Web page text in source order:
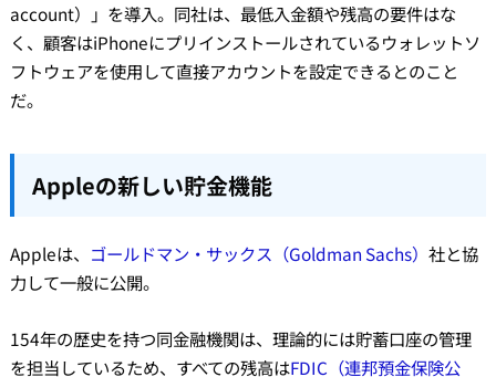
account）」を導入。同社は、最低入金額や残高の要件はな
く、顧客はiPhoneにプリインストールされているウォレットソ
フトウェアを使用して直接アカウントを設定できるとのこと
だ。
Appleの新しい貯金機能
Appleは、 ゴールドマン・サックス（Goldman Sachs） 社と協
力して一般に公開。
154年の歴史を持つ同金融機関は、理論的には貯蓄口座の管理
を担当しているため、すべての残高はFDIC（連邦預金保険公